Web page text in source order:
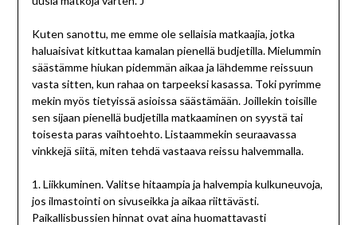
Kuten sanottu, me emme ole sellaisia matkaajia, jotka
haluaisivat kitkuttaa kamalan pienellä budjetilla. Mielummin
säästämme hiukan pidemmän aikaa ja lähdemme reissuun
vasta sitten, kun rahaa on tarpeeksi kasassa. Toki pyrimme
mekin myös tietyissä asioissa säästämään. Joillekin toisille
sen sijaan pienellä budjetilla matkaaminen on syystä tai
toisesta paras vaihtoehto. Listaammekin seuraavassa
vinkkejä siitä, miten tehdä vastaava reissu halvemmalla.
1. Liikkuminen. Valitse hitaampia ja halvempia kulkuneuvoja,
jos ilmastointi on sivuseikka ja aikaa riittävästi.
Paikallisbussien hinnat ovat aina huomattavasti